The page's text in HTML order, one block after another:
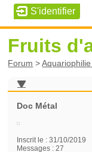
Fruits
Forum >
Doc Métal
Inscrit le :31/10/2019
Messages :27